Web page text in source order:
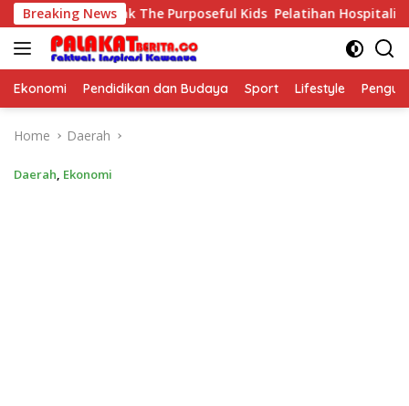
Skip
to
content
Breaking News
36 Anak The Purposeful Kids Pelatihan Hospitality di
Ekonomi Pendidikan dan Budaya Sport Lifestyle
Home Daerah
Daerah, Ekonomi